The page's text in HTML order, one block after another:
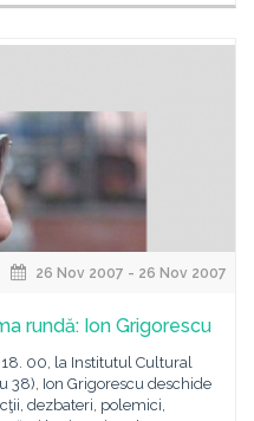
26 Nov 2007 - 26 Nov 2007
rundă: Ion Grigorescu
00, la Institutul Cultural
38), Ion Grigorescu deschide
dezbateri, polemici,